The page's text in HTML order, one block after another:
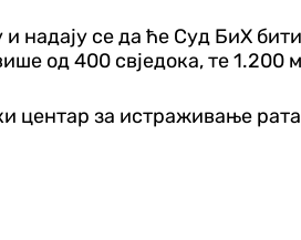
надају се да ће Суд БиХ
од 400 свједока, те 1.200
центар за истраживање